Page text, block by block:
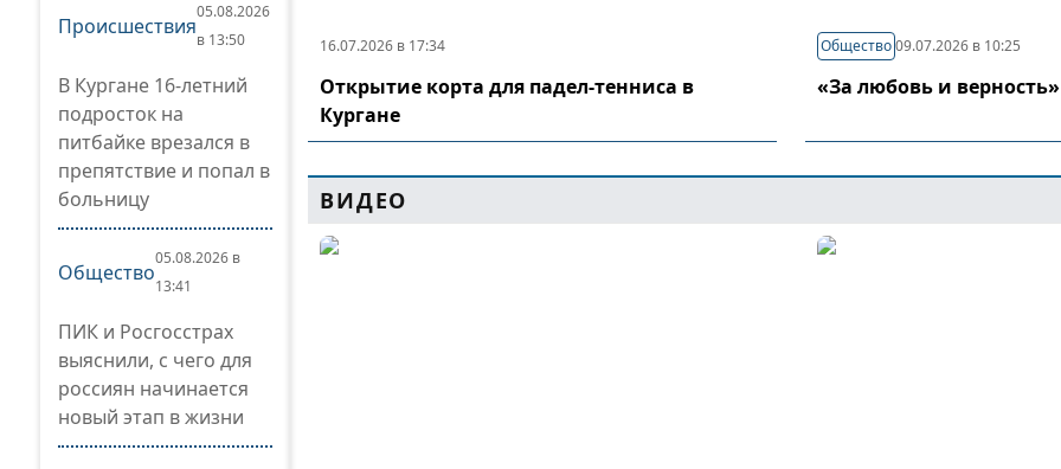
Происшествия
05.08.2026
в 13:50
В Кургане 16-летний
подросток на
питбайке врезался в
препятствие и попал в
больницу
Общество
05.08.2026 в
13:41
ПИК и Росгосстрах
выяснили, с чего для
россиян начинается
новый этап в жизни
16.07.2026 в 17:34
Открытие корта для падел-тенниса в
Кургане
Общество 09.07.2026 в 10:25
«За любовь и верность»
ВИДЕО